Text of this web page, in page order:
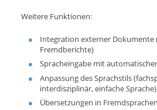
Weitere Funktionen:
Integration externer Dokumente
Fremdberichte)
Spracheingabe mit
Anpassung des Sprachstils
interdisziplinär, einfache Sprache)
Übersetzungen in Fremdsprachen